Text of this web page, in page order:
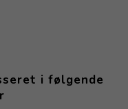
i følgende